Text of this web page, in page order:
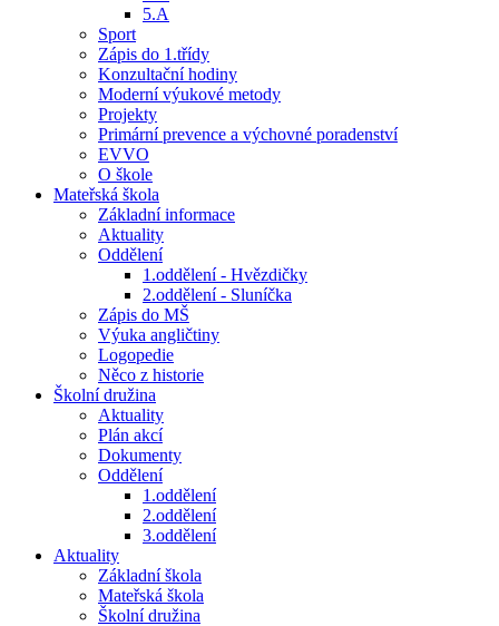
5.A
Sport
Zápis do 1.třídy
Konzultační hodiny
Moderní výukové metody
Projekty
Primární prevence a výchovné poradenství
EVVO
O škole
Mateřská škola
Základní informace
Aktuality
Oddělení
1.oddělení - Hvězdičky
2.oddělení - Sluníčka
Zápis do MŠ
Výuka angličtiny
Logopedie
Něco z historie
Školní družina
Aktuality
Plán akcí
Dokumenty
Oddělení
1.oddělení
2.oddělení
3.oddělení
Aktuality
Základní škola
Mateřská škola
Školní družina